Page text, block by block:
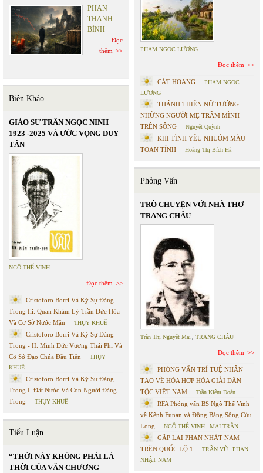
PHAN
THANH
BÌNH
Đọc
thêm
Biên Khảo
GIÁO SƯ TRẦN NGỌC NINH
1923 -2025 VÀ ƯỚC VỌNG DUY
TÂN
NGÔ THẾ VINH
Đọc thêm
Cristoforo Borri Và Ký Sự Đàng
Trong Iii. Quan Khám Lý Trần Đức Hòa
Và Cơ Sở Nước Mặn
THỤY KHUÊ
Cristoforo Borri Và Ký Sự Đàng
Trong - II. Minh Đức Vương Thái Phi Và
Cơ Sở Đạo Chúa Đầu Tiên
THỤY
KHUÊ
Cristoforo Borri Và Ký Sự Đàng
Trong I. Đất Nước Và Con Người Đàng
Trong
THỤY KHUÊ
Tiểu Luận
“THỜI NÀY KHÔNG PHẢI LÀ
THỜI CỦA VĂN CHƯƠNG
PHẠM NGỌC LƯƠNG
Đọc thêm
CÁT HOANG
PHẠM NGỌC
LƯƠNG
THÁNH THIÊN NỮ TƯỚNG -
NHỮNG NGƯỜI MẸ TRẦM MÌNH
TRÊN SÔNG
Nguyệt Quỳnh
KHI TÌNH YÊU NHUỐM MÀU
TOAN TÍNH
Hoàng Thị Bích Hà
Phỏng Vấn
TRÒ CHUYỆN VỚI NHÀ THƠ
TRANG CHÂU
Trần Thị Nguyệt Mai, TRANG CHÂU
Đọc thêm
PHỎNG VẤN TRÍ TUỆ NHÂN
TẠO VỀ HÒA HỢP HÒA GIẢI DÂN
TỘC VIỆT NAM
Trần Kiêm Đoàn
RFA Phỏng vấn BS Ngô Thế Vinh
về Kênh Funan và Đồng Bằng Sông Cửu
Long
NGÔ THẾ VINH, MAI TRẦN
GẶP LẠI PHAN NHẬT NAM
TRÊN QUỐC LỘ 1
TRẦN VŨ, PHAN
NHẬT NAM